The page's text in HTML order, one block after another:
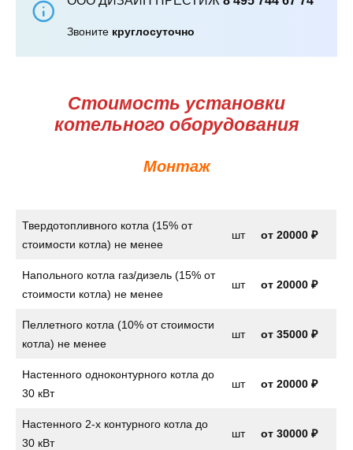
Звоните круглосуточно
Стоимость установки
котельного оборудования
Монтаж
Твердотопливного котла (15% от
стоимости котла) не менее
шт от 20000 ₽
Напольного котла газ/дизель (15% от
стоимости котла) не менее
шт от 20000 ₽
Пеллетного котла (10% от стоимости
котла) не менее
шт от 35000 ₽
Настенного одноконтурного котла до
30 кВт
шт от 20000 ₽
Настенного 2-х контурного котла до
30 кВт
шт от 30000 ₽